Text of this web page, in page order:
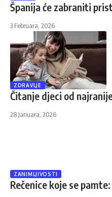
Španija će zabraniti
3 Februara, 2026
ZDRAVLJE
Čitanje djeci od
28 Januara, 2026
ZANIMLJIVOSTI
Rečenice koje se